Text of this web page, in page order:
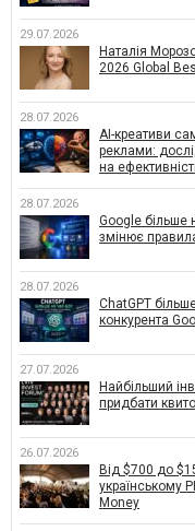
29.07.2026
Наталія
2026 Global
28.07.2026
AI-креативи
реклами:
на
28.07.2026
Google більше
змінює
28.07.2026
ChatGPT
конкурента
27.07.2026
Найбільший
придбати
26.07.2026
Від $700 до
українському
Money